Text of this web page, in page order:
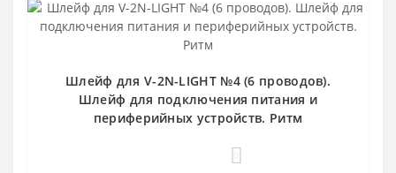
Шлейф для V-2N-LIGHT №4 (6 проводов).
Шлейф для подключения питания и
периферийных устройств. Ритм